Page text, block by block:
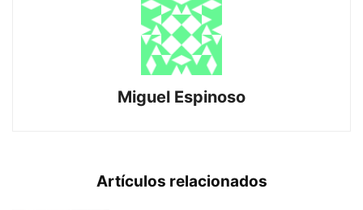
Miguel Espinoso
Artículos relacionados